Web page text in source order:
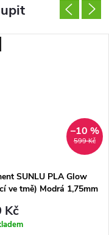
599 Kč
–10 %
SUNLU PLA Glow
ve tmě) Modrá 1,75mm
Kč